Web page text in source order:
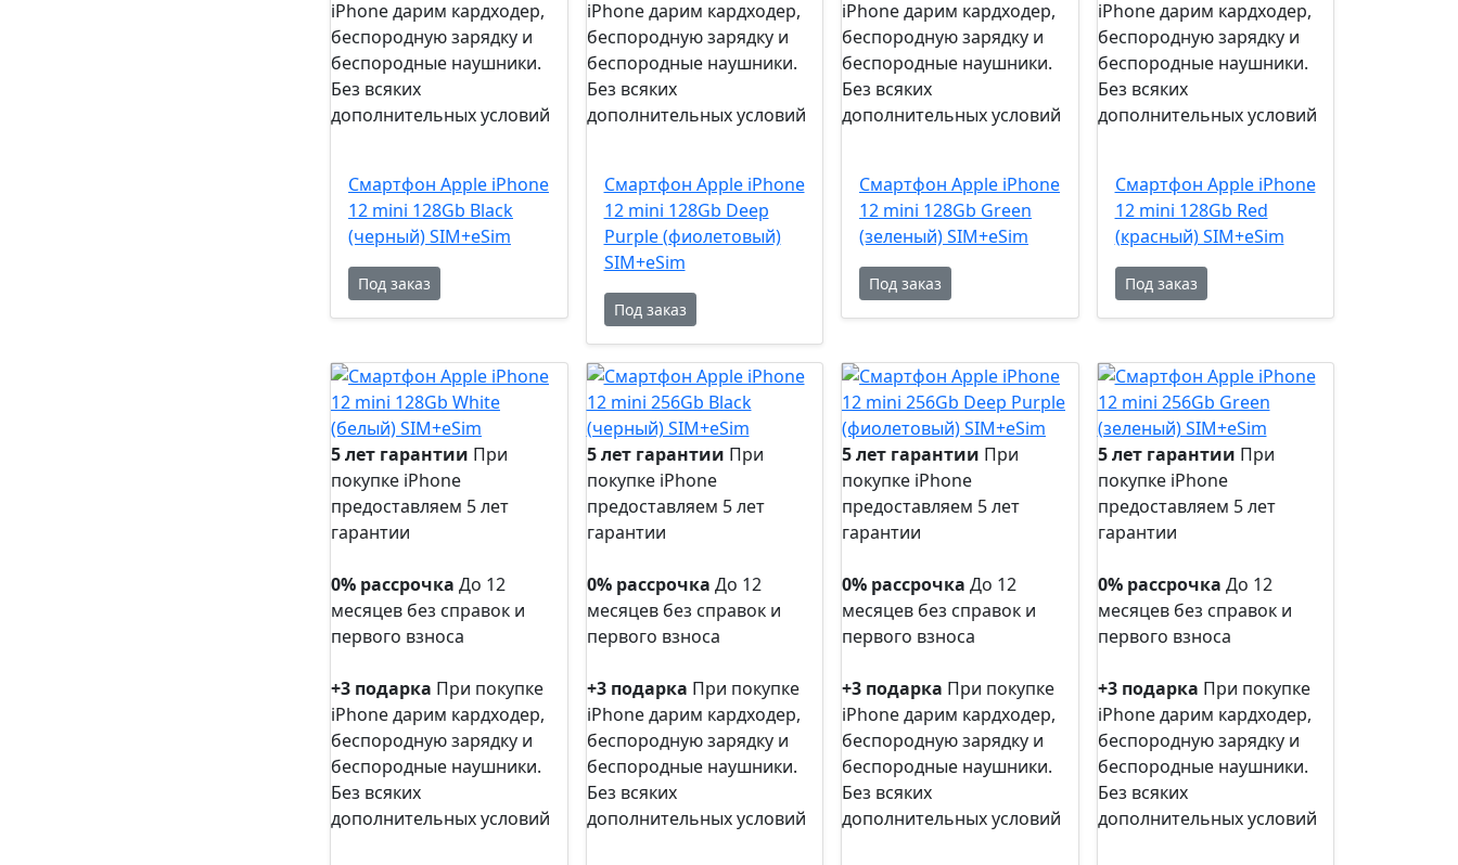
iPhone дарим кардходер,
беспородную зарядку и
беспородные наушники.
Без всяких
дополнительных условий
Смартфон Apple iPhone
12 mini 128Gb Black
(черный) SIM+eSim
Под заказ
iPhone дарим кардходер,
беспородную зарядку и
беспородные наушники.
Без всяких
дополнительных условий
Смартфон Apple iPhone
12 mini 128Gb Deep
Purple (фиолетовый)
SIM+eSim
Под заказ
iPhone дарим кардходер,
беспородную зарядку и
беспородные наушники.
Без всяких
дополнительных условий
Смартфон Apple iPhone
12 mini 128Gb Green
(зеленый) SIM+eSim
Под заказ
iPhone дарим кардходер,
беспородную зарядку и
беспородные наушники.
Без всяких
дополнительных условий
Смартфон Apple iPhone
12 mini 128Gb Red
(красный) SIM+eSim
Под заказ
5 лет гарантии При
покупке iPhone
предоставляем 5 лет
гарантии
0% рассрочка До 12
месяцев без справок и
первого взноса
+3 подарка При покупке
iPhone дарим кардходер,
беспородную зарядку и
беспородные наушники.
Без всяких
дополнительных условий
5 лет гарантии При
покупке iPhone
предоставляем 5 лет
гарантии
0% рассрочка До 12
месяцев без справок и
первого взноса
+3 подарка При покупке
iPhone дарим кардходер,
беспородную зарядку и
беспородные наушники.
Без всяких
дополнительных условий
5 лет гарантии При
покупке iPhone
предоставляем 5 лет
гарантии
0% рассрочка До 12
месяцев без справок и
первого взноса
+3 подарка При покупке
iPhone дарим кардходер,
беспородную зарядку и
беспородные наушники.
Без всяких
дополнительных условий
5 лет гарантии При
покупке iPhone
предоставляем 5 лет
гарантии
0% рассрочка До 12
месяцев без справок и
первого взноса
+3 подарка При покупке
iPhone дарим кардходер,
беспородную зарядку и
беспородные наушники.
Без всяких
дополнительных условий